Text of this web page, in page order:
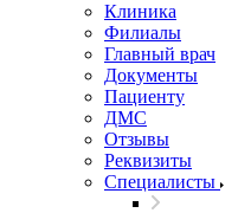
Клиника
Филиалы
Главный врач
Документы
Пациенту
ДМС
Отзывы
Реквизиты
Специалисты